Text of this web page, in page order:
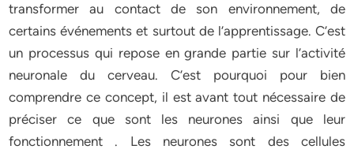
transformer au contact de son environnement, de
certains événements et surtout de l’apprentissage. C’est
un processus qui repose en grande partie sur l’activité
neuronale du cerveau. C’est pourquoi pour bien
comprendre ce concept, il est avant tout nécessaire de
préciser ce que sont les neurones ainsi que leur
fonctionnement . Les neurones sont des cellules